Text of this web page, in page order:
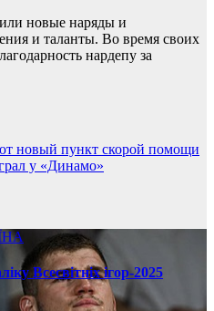
новые наряды и
и таланты. Во время своих
нардепу за
новый пункт скорой помощи
у «Динамо»
Всесвітніх ігор-2025